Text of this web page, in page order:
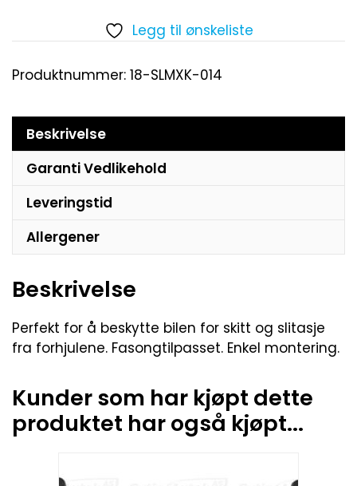
Legg til ønskeliste
Produktnummer: 18-SLMXK-014
Beskrivelse
Garanti Vedlikehold
Leveringstid
Allergener
Beskrivelse
Perfekt for å beskytte bilen for skitt og slitasje
fra forhjulene. Fasongtilpasset. Enkel montering.
Kunder som har kjøpt dette
produktet har også kjøpt...